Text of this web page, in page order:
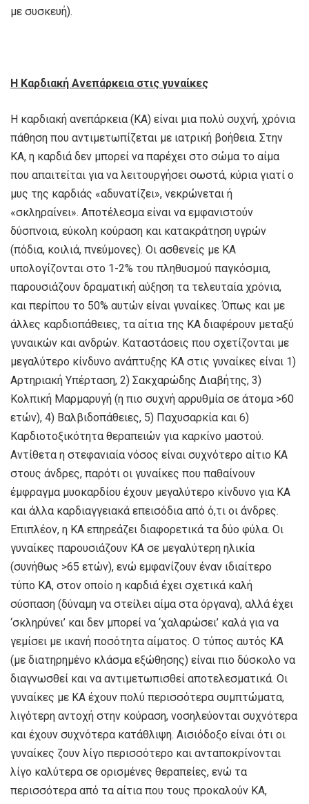
με συσκευή).
Η Καρδιακή Ανεπάρκεια στις γυναίκες
Η καρδιακή ανεπάρκεια (ΚΑ) είναι μια πολύ συχνή, χρόνια
πάθηση που αντιμετωπίζεται με ιατρική βοήθεια. Στην
ΚΑ, η καρδιά δεν μπορεί να παρέχει στο σώμα το αίμα
που απαιτείται για να λειτουργήσει σωστά, κύρια γιατί ο
μυς της καρδιάς «αδυνατίζει», νεκρώνεται ή
«σκληραίνει». Αποτέλεσμα είναι να εμφανιστούν
δύσπνοια, εύκολη κούραση και κατακράτηση υγρών
(πόδια, κοιλιά, πνεύμονες). Οι ασθενείς με ΚΑ
υπολογίζονται στο 1-2% του πληθυσμού παγκόσμια,
παρουσιάζουν δραματική αύξηση τα τελευταία χρόνια,
και περίπου το 50% αυτών είναι γυναίκες. Όπως και με
άλλες καρδιοπάθειες, τα αίτια της ΚΑ διαφέρουν μεταξύ
γυναικών και ανδρών. Καταστάσεις που σχετίζονται με
μεγαλύτερο κίνδυνο ανάπτυξης ΚΑ στις γυναίκες είναι 1)
Αρτηριακή Υπέρταση, 2) Σακχαρώδης Διαβήτης, 3)
Κολπική Μαρμαρυγή (η πιο συχνή αρρυθμία σε άτομα >60
ετών), 4) Βαλβιδοπάθειες, 5) Παχυσαρκία και 6)
Καρδιοτοξικότητα θεραπειών για καρκίνο μαστού.
Αντίθετα η στεφανιαία νόσος είναι συχνότερο αίτιο ΚΑ
στους άνδρες, παρότι οι γυναίκες που παθαίνουν
έμφραγμα μυοκαρδίου έχουν μεγαλύτερο κίνδυνο για ΚΑ
και άλλα καρδιαγγειακά επεισόδια από ό,τι οι άνδρες.
Επιπλέον, η ΚΑ επηρεάζει διαφορετικά τα δύο φύλα. Οι
γυναίκες παρουσιάζουν ΚΑ σε μεγαλύτερη ηλικία
(συνήθως >65 ετών), ενώ εμφανίζουν έναν ιδιαίτερο
τύπο ΚΑ, στον οποίο η καρδιά έχει σχετικά καλή
σύσπαση (δύναμη να στείλει αίμα στα όργανα), αλλά έχει
‘σκληρύνει’ και δεν μπορεί να ‘χαλαρώσει’ καλά για να
γεμίσει με ικανή ποσότητα αίματος. Ο τύπος αυτός ΚΑ
(με διατηρημένο κλάσμα εξώθησης) είναι πιο δύσκολο να
διαγνωσθεί και να αντιμετωπισθεί αποτελεσματικά. Οι
γυναίκες με ΚΑ έχουν πολύ περισσότερα συμπτώματα,
λιγότερη αντοχή στην κούραση, νοσηλεύονται συχνότερα
και έχουν συχνότερα κατάθλιψη. Αισιόδοξο είναι ότι οι
γυναίκες ζουν λίγο περισσότερο και ανταποκρίνονται
λίγο καλύτερα σε ορισμένες θεραπείες, ενώ τα
περισσότερα από τα αίτια που τους προκαλούν ΚΑ,